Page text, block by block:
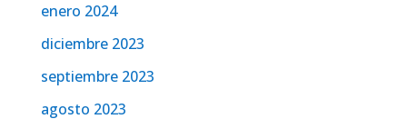
enero 2024
diciembre 2023
septiembre 2023
agosto 2023